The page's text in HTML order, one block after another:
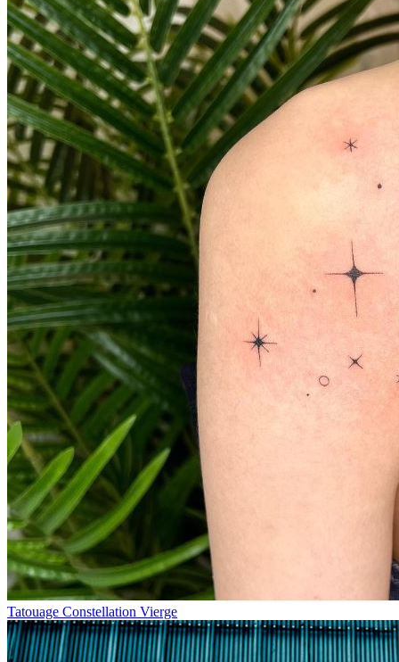
Tatouage Constellation Vierge